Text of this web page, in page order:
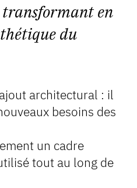
transformant en
du
architectural : il
besoins des
un cadre
tout au long de